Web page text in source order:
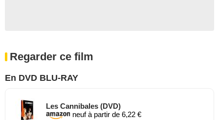
Regarder ce film
En DVD BLU-RAY
Les Cannibales (DVD)
neuf à partir de 6,22 €